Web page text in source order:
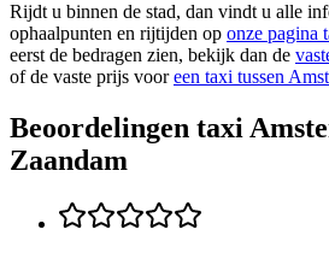
Rijdt u binnen de stad, dan vindt u alle
ophaalpunten en rijtijden op onze pagina
eerst de bedragen zien, bekijk dan de
of de vaste prijs voor een taxi tussen
Beoordelingen taxi
Zaandam